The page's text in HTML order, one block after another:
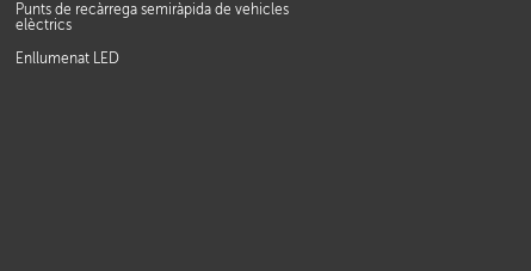
Punts de recàrrega semiràpida de vehicles
elèctrics
Enllumenat LED